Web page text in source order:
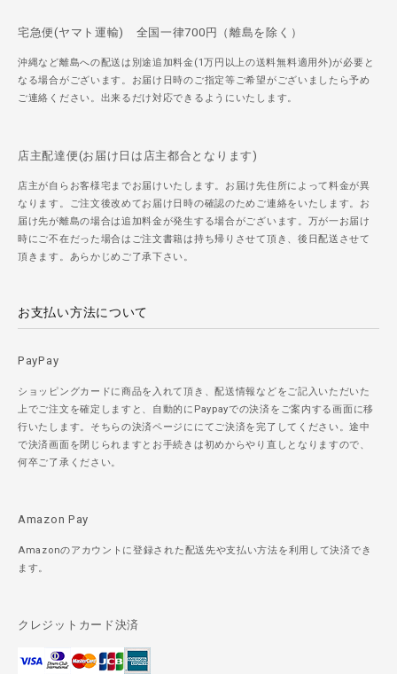
宅急便(ヤマト運輸) 全国一律700円（離島を除く）
沖縄など離島への配送は別途追加料金(1万円以上の送料無料適用外)が必要と
なる場合がございます。お届け日時のご指定等ご希望がございましたら予め
ご連絡ください。出来るだけ対応できるようにいたします。
店主配達便(お届け日は店主都合となります)
店主が自らお客様宅までお届けいたします。お届け先住所によって料金が異
なります。ご注文後改めてお届け日時の確認のためご連絡をいたします。お
届け先が離島の場合は追加料金が発生する場合がございます。万が一お届け
時にご不在だった場合はご注文書籍は持ち帰りさせて頂き、後日配送させて
頂きます。あらかじめご了承下さい。
お支払い方法について
PayPay
ショッピングカードに商品を入れて頂き、配送情報などをご記入いただいた
上でご注文を確定しますと、自動的にPaypayでの決済をご案内する画面に移
行いたします。そちらの決済ページににてご決済を完了してください。途中
で決済画面を閉じられますとお手続きは初めからやり直しとなりますので、
何卒ご了承ください。
Amazon Pay
Amazonのアカウントに登録された配送先や支払い方法を利用して決済でき
ます。
クレジットカード決済